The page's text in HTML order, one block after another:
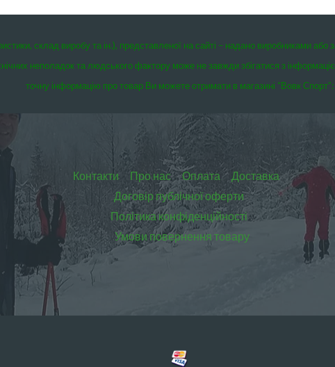
склад виробу та ін.), представленої на сайті – надано виробниками
неполадок та людського фактору може не завжди збігатися з
точну інформацію про товар Ви можете отримати в магазині “Вовк Спорт”:
Контакти Про нас Оплата
Доставка
Договір публічної оферти
Політика конфіденційності
Умови повернення товару